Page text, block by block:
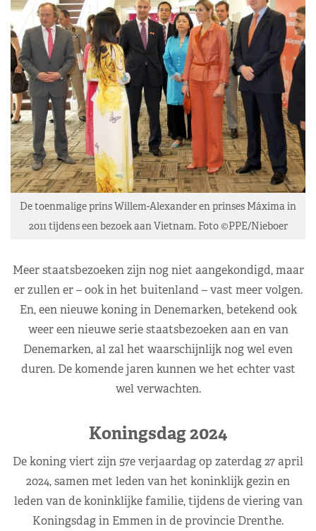
De toenmalige prins Willem-Alexander en prinses Máxima in
2011 tijdens een bezoek aan Vietnam. Foto ©PPE/Nieboer
Meer staatsbezoeken zijn nog niet aangekondigd, maar
er zullen er – ook in het buitenland – vast meer volgen.
En, een nieuwe koning in Denemarken, betekend ook
weer een nieuwe serie staatsbezoeken aan en van
Denemarken, al zal het waarschijnlijk nog wel even
duren. De komende jaren kunnen we het echter vast
wel verwachten.
Koningsdag 2024
De koning viert zijn 57e verjaardag op zaterdag 27 april
2024, samen met leden van het koninklijk gezin en
leden van de koninklijke familie, tijdens de viering van
Koningsdag in Emmen in de provincie Drenthe.